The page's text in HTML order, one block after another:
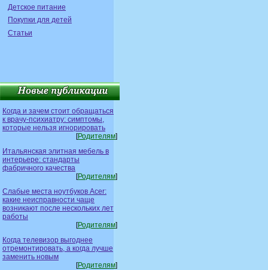
Детское питание
Покупки для детей
Статьи
Когда и зачем стоит обращаться
к врачу-психиатру: симптомы,
которые нельзя игнорировать
[Родителям]
Итальянская элитная мебель в
интерьере: стандарты
фабричного качества
[Родителям]
Слабые места ноутбуков Acer:
какие неисправности чаще
возникают после нескольких лет
работы
[Родителям]
Когда телевизор выгоднее
отремонтировать, а когда лучше
заменить новым
[Родителям]